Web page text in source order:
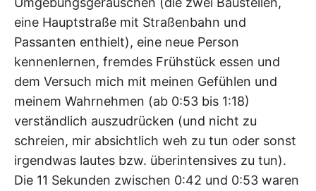
eine Hauptstraße mit Straßenbahn und
Passanten enthielt), eine neue Person
kennenlernen, fremdes Frühstück essen und
dem Versuch mich mit meinen Gefühlen und
meinem Wahrnehmen (ab 0:53 bis 1:18)
verständlich auszudrücken (und nicht zu
schreien, mir absichtlich weh zu tun oder sonst
irgendwas lautes bzw. überintensives zu tun).
Die 11 Sekunden zwischen 0:42 und 0:53 waren